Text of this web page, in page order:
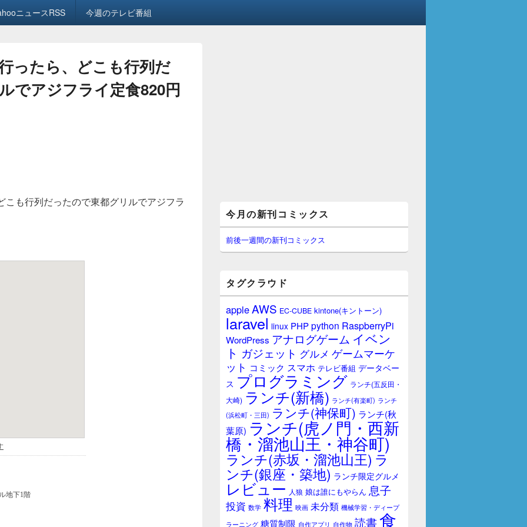
ニュースRSS 今週のテレビ番組
ったら、どこも行列だ
でアジフライ定食820円
こも行列だったので東都グリルでアジフラ
イ
ン
サ
イ
ー
ジ
ッ
ト
今月の新刊コミックス
前後一週間の新刊コミックス
タグクラウド
appleAWS EC-CUBE kintone(キントーン)
laravel linux PHPpython RaspberryPi
WordPress アナログゲーム イベン
ト ガジェット グルメ ゲームマーケ
ット コミック スマホ テレビ番組 データベー
ス プログラミング ランチ(五反田・
大崎) ランチ(新橋) ランチ(有楽町) ランチ
(浜松町・三田) ランチ(神保町) ランチ(秋
葉原) ランチ(虎ノ門・西新
橋・溜池山王・神谷町)
ランチ(赤坂・溜池山王) ラ
ンチ(銀座・築地) ランチ限定グルメ
レビュー 人狼 娘は誰にもやらん 息子
投資 数学 料理 映画 未分類 機械学習・ディープ
ラーニング 糖質制限 自作アプリ 自作物 読書食